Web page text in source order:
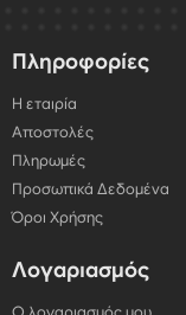
Πληροφορίες
Η εταιρία
Αποστολές
Πληρωμές
Προσωπικά Δεδομένα
Όροι Χρήσης
Λογαριασμός